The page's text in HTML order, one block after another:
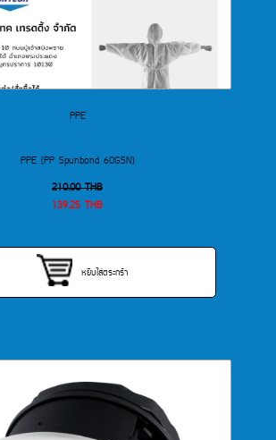
PPE
PPE (PP Spunbond 60GSN)
210.00 THB
139.25 THB
หยิบใส่ตระกร้า